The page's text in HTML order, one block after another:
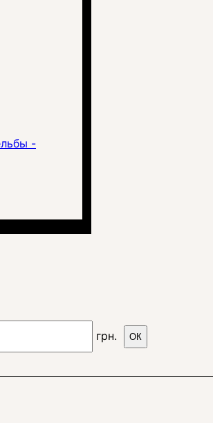
-
грн. ОК